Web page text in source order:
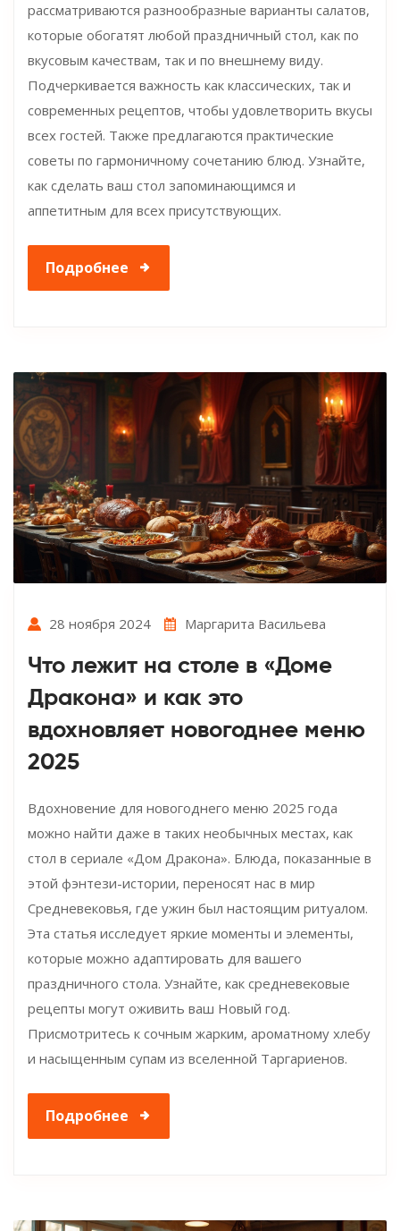
рассматриваются разнообразные варианты салатов,
которые обогатят любой праздничный стол, как по
вкусовым качествам, так и по внешнему виду.
Подчеркивается важность как классических, так и
современных рецептов, чтобы удовлетворить вкусы
всех гостей. Также предлагаются практические
советы по гармоничному сочетанию блюд. Узнайте,
как сделать ваш стол запоминающимся и
аппетитным для всех присутствующих.
Подробнее
28 ноября 2024 Маргарита Васильева
Что лежит на столе в «Доме
Дракона» и как это
вдохновляет новогоднее меню
2025
Вдохновение для новогоднего меню 2025 года
можно найти даже в таких необычных местах, как
стол в сериале «Дом Дракона». Блюда, показанные в
этой фэнтези-истории, переносят нас в мир
Средневековья, где ужин был настоящим ритуалом.
Эта статья исследует яркие моменты и элементы,
которые можно адаптировать для вашего
праздничного стола. Узнайте, как средневековые
рецепты могут оживить ваш Новый год.
Присмотритесь к сочным жарким, ароматному хлебу
и насыщенным супам из вселенной Таргариенов.
Подробнее